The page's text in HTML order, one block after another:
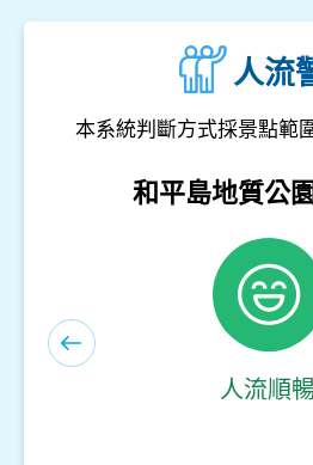
人流
本系統判斷方式採景點範
和平島地質公園-遊客
人流順